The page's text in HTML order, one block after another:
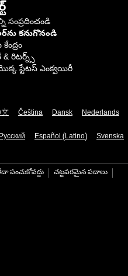
సంప్రదించండి
కనుగొనండి
రిటర్న్స్
స్టేటస్ ఎంక్వయిరీ
文 Čeština Dansk Nederlands
Español (Latino) Svenska
పంచుకోవద్దు చట్టపరమైన పదాలు